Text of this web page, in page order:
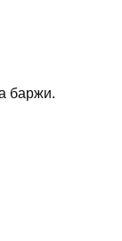
баржи.